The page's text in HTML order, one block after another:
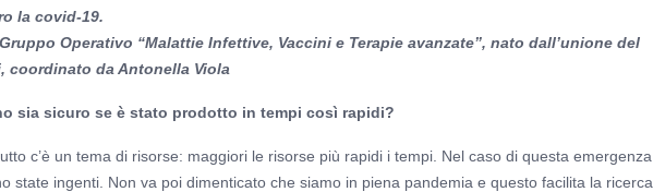
la covid-19.
Operativo “Malattie Infettive, Vaccini e Terapie avanzate”, nato dall’unione del
coordinato da Antonella Viola
sia sicuro se è stato prodotto in tempi così rapidi?
c’è un tema di risorse: maggiori le risorse più rapidi i tempi. Nel caso di questa emergenza
state ingenti. Non va poi dimenticato che siamo in piena pandemia e questo facilita la ricerca